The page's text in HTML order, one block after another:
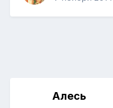
Алесь